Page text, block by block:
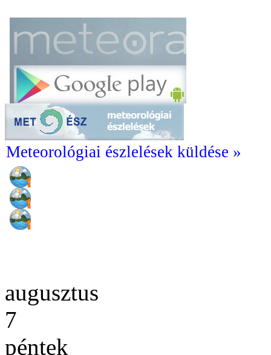
Meteorológiai észlelések küldése »
augusztus
7
péntek